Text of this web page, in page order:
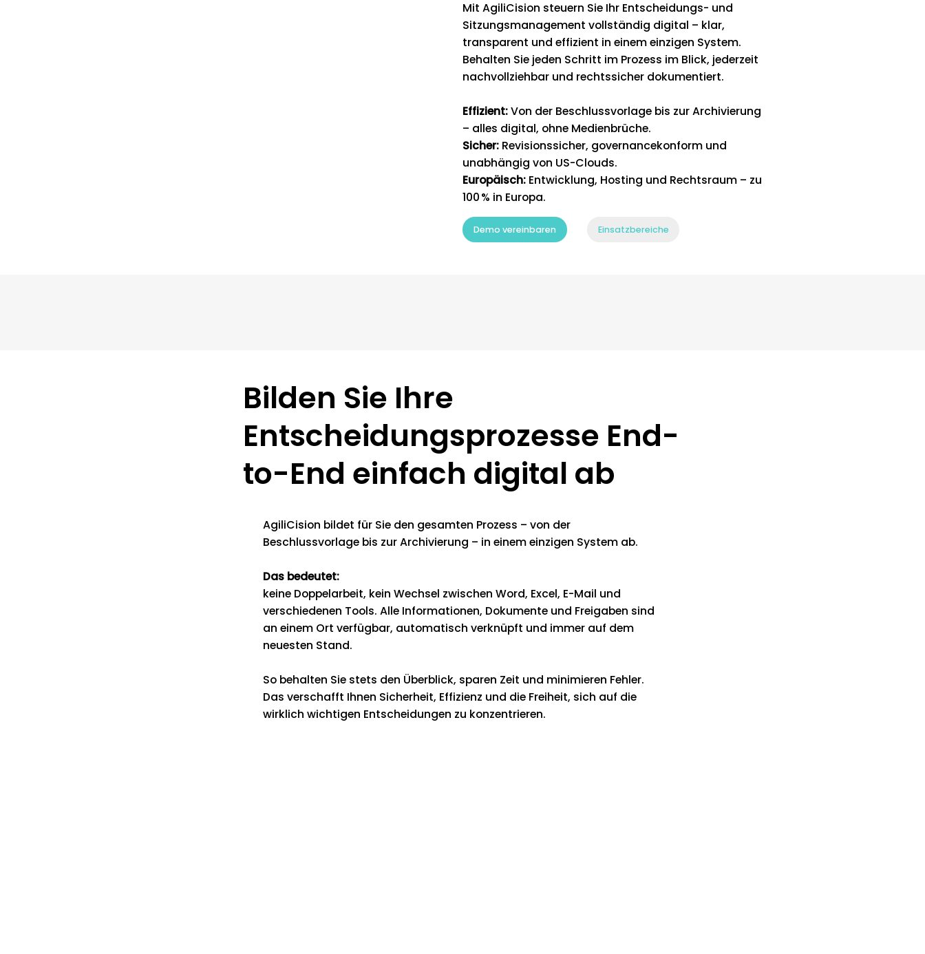
Mit AgiliCision steuern Sie Ihr Entscheidungs- und
Sitzungsmanagement vollständig digital – klar,
transparent und effizient in einem einzigen System.
Behalten Sie jeden Schritt im Prozess im Blick, jederzeit
nachvollziehbar und rechtssicher dokumentiert.
Effizient:Von der Beschlussvorlage bis zur Archivierung
– alles digital, ohne Medienbrüche.
Sicher: Revisionssicher, governancekonform und
unabhängig von US-Clouds.
Europäisch: Entwicklung, Hosting und Rechtsraum – zu
100 % in Europa.
Demo vereinbaren Einsatzbereiche
Bilden Sie Ihre
Entscheidungsprozesse End-
to-End einfach digital ab
AgiliCision bildet für Sie den gesamten Prozess – von der
Beschlussvorlage bis zur Archivierung – in einem einzigen System ab.
Das bedeutet:
keine Doppelarbeit, kein Wechsel zwischen Word, Excel, E-Mail und
verschiedenen Tools. Alle Informationen, Dokumente und Freigaben sind
an einem Ort verfügbar, automatisch verknüpft und immer auf dem
neuesten Stand.
So behalten Sie stets den Überblick, sparen Zeit und minimieren Fehler.
Das verschafft Ihnen Sicherheit, Effizienz und die Freiheit, sich auf die
wirklich wichtigen Entscheidungen zu konzentrieren.